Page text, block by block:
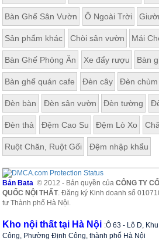
Bàn Ghế Sân Vườn Ô Ngoài Trời
Sản phẩm khác Chòi sân vườn Mái
Bàn Ghế Phòng Ăn Xe đẩy rượu Bàn
Bàn ghế quán cafe Đèn cây Đèn
Đèn bàn Đèn sân vườn Đèn tường
Đèn thả Đệm Cao Su Đệm Lò Xo
Ruột Chăn, Ruột Gối Đệm nhập khẩu
Bản Bata © 2012 - Bản quyền củaCÔNG TY
QUỐC NỘI THẤT. Đăng ký Kinh doanh số
tư Thành phố Hà Nội.
Kho nội thất tại Hà Nội :Ô 63 - Lô D,
Công, Phường Định Công, thành phố Hà Nội